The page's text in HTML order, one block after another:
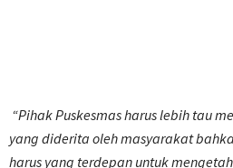
“Pihak Puskesmas harus lebih tau
yang diderita oleh masyarakat
harus yang terdepan untuk